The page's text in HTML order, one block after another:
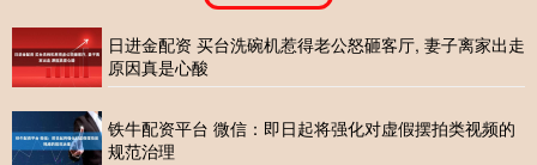
日进金配资 买台洗碗机惹得老公怒砸客厅, 妻子离家出走
原因真是心酸
铁牛配资平台 微信：即日起将强化对虚假摆拍类视频的
规范治理